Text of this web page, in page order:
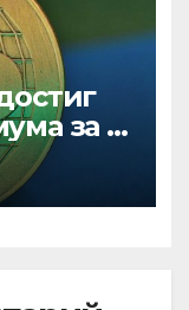
за 5